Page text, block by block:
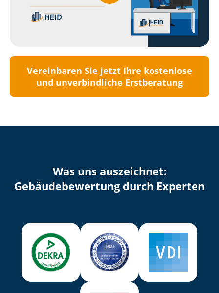
Vereinbaren Sie jetzt Ihre kostenlose
und unverbindliche Erstberatung
Was uns auszeichnet:
Ge­bäu­de­be­wer­tung durch Experten